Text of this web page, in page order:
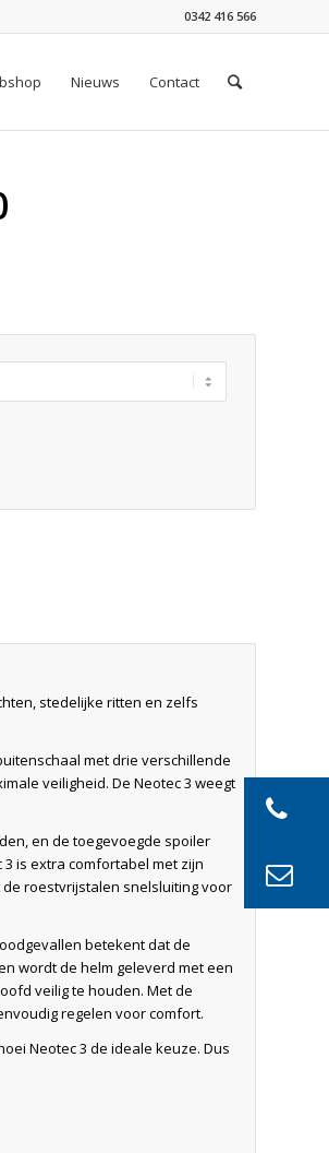
0342 416 566
Nieuws Contact
stedelijke ritten en zelfs
met drie verschillende
veiligheid. De Neotec 3 weegt
en de toegevoegde spoiler
is extra comfortabel met zijn
roestvrijstalen snelsluiting voor
betekent dat de
wordt de helm geleverd met een
veilig te houden. Met de
regelen voor comfort.
Neotec 3 de ideale keuze. Dus